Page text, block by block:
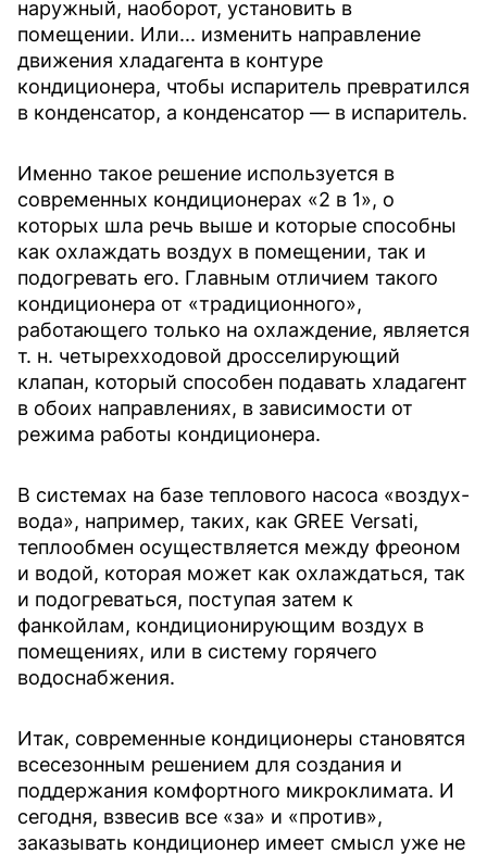
наружный, наоборот, установить в
помещении. Или... изменить направление
движения хладагента в контуре
кондиционера, чтобы испаритель превратился
в конденсатор, а конденсатор — в испаритель.
Именно такое решение используется в
современных кондиционерах «2 в 1», о
которых шла речь выше и которые способны
как охлаждать воздух в помещении, так и
подогревать его. Главным отличием такого
кондиционера от «традиционного»,
работающего только на охлаждение, является
т. н. четырехходовой дросселирующий
клапан, который способен подавать хладагент
в обоих направлениях, в зависимости от
режима работы кондиционера.
В системах на базе теплового насоса «воздух-
вода», например, таких, как GREE Versati,
теплообмен осуществляется между фреоном
и водой, которая может как охлаждаться, так
и подогреваться, поступая затем к
фанкойлам, кондиционирующим воздух в
помещениях, или в систему горячего
водоснабжения.
Итак, современные кондиционеры становятся
всесезонным решением для создания и
поддержания комфортного микроклимата. И
сегодня, взвесив все «за» и «против»,
заказывать кондиционер имеет смысл уже не